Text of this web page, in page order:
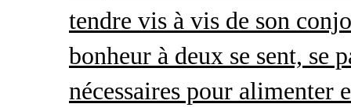
tendre vis à vis de son
bonheur à deux se sent, se
nécessaires pour alimenter